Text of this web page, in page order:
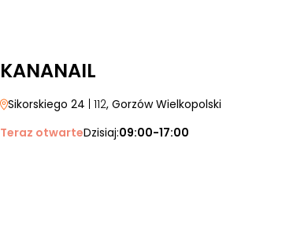
KANANAIL
Sikorskiego 24 | 112, Gorzów Wielkopolski
Teraz otwarteDzisiaj:09:00-17:00